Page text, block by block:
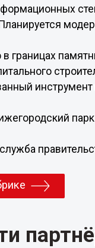
в границах